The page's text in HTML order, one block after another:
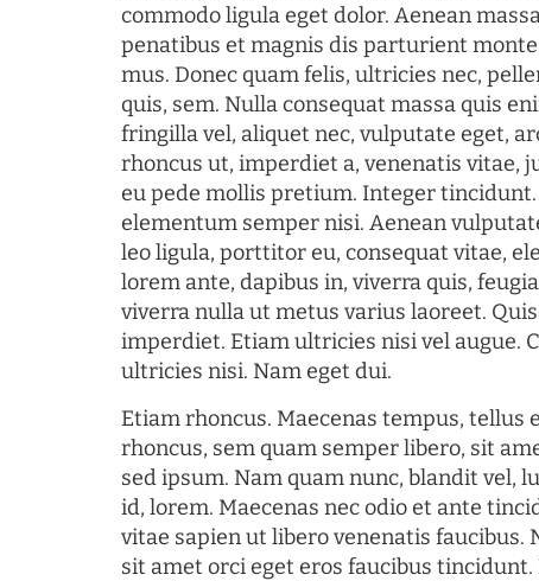
commodo ligula eget dolor. Aenean
penatibus et magnis dis parturient
mus. Donec quam felis, ultricies nec,
quis, sem. Nulla consequat massa quis
fringilla vel, aliquet nec, vulputate eget,
rhoncus ut, imperdiet a, venenatis vitae,
eu pede mollis pretium. Integer tincidunt.
elementum semper nisi. Aenean
leo ligula, porttitor eu, consequat vitae,
lorem ante, dapibus in, viverra quis,
viverra nulla ut metus varius laoreet.
imperdiet. Etiam ultricies nisi vel augue.
ultricies nisi. Nam eget dui.
Etiam rhoncus. Maecenas tempus, tellus
rhoncus, sem quam semper libero, sit
sed ipsum. Nam quam nunc, blandit vel,
id, lorem. Maecenas nec odio et ante
vitae sapien ut libero venenatis faucibus.
sit amet orci eget eros faucibus tincidunt.